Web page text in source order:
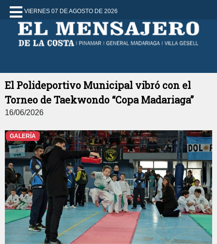
VIERNES 07 DE AGOSTO DE 2026
El Polideportivo Municipal vibró con el
Torneo de Taekwondo “Copa Madariaga”
16/06/2026
GALERÍA